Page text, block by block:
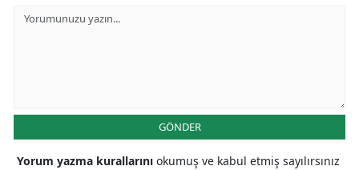
GÖNDER
Yorum yazma kurallarını okumuş ve kabul etmiş sayılırsınız